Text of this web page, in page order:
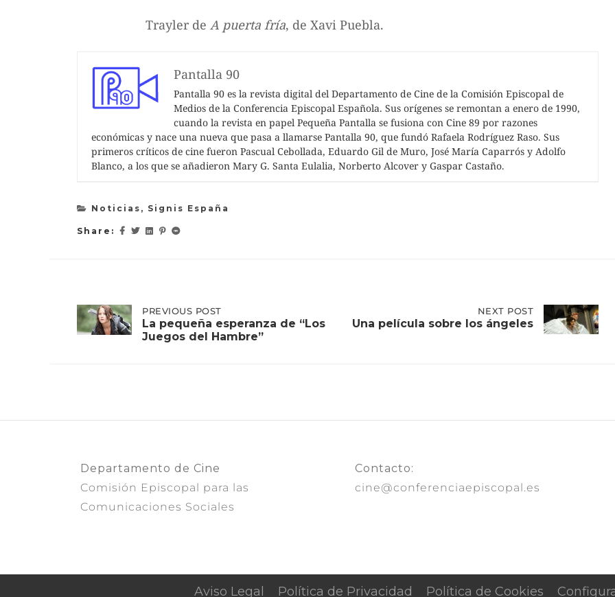
Trayler de A puerta fría, de Xavi Puebla.
Pantalla 90
Pantalla 90 es la revista digital del Departamento de Cine de la Comisión Episcopal de
Medios de la Conferencia Episcopal Española. Sus orígenes se remontan a enero de 1990,
cuando la revista en papel Pequeña Pantalla se fusiona con Cine 89 por razones
económicas y nace una nueva que pasa a llamarse Pantalla 90, que fundó Rafaela Rodríguez Raso. Sus
primeros críticos de cine fueron Pascual Cebollada, Eduardo Gil de Muro, José María Caparrós y Adolfo
Blanco, a los que se añadieron Mary G. Santa Eulalia, Norberto Alcover y Gaspar Castaño.
Noticias , Signis España
Share:
Post
PREVIOUS
POST:
LA
PEQUEÑA
PREVIOUS POST
La pequeña esperanza de “Los
Juegos del Hambre”
POST:
NEXT POST
Una película sobre los ángeles
Departamento de Cine
Comisión Episcopal para las
Comunicaciones Sociales
Contacto:
cine@conferenciaepiscopal.es
Aviso Legal Política de Privacidad Política de Cookies